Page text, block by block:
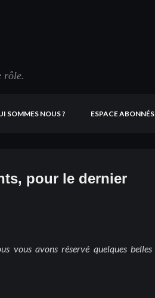
rôle.
SOMMES NOUS ? ESPACE ABONNÉS
pour le dernier
vous avons réservé quelques belles